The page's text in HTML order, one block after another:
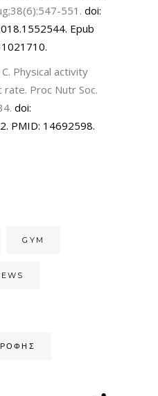
551. doi:
Epub
C. Physical activity
Proc Nutr Soc.
doi:
PMID: 14692598.
GYM